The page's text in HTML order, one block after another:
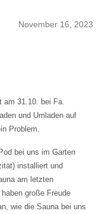
November 16, 2023
am 31.10. bei Fa.
und Umladen auf
Problem.
bei uns im Garten
installiert und
am letzten
große Freude
wie die Sauna bei uns